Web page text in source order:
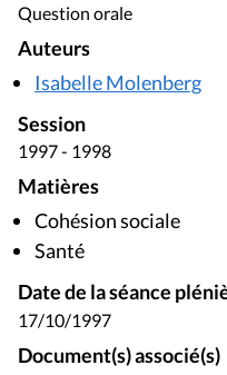
Question orale
Auteurs
Isabelle Molenberg
Session
1997 - 1998
Matières
Cohésion sociale
Santé
Date de la séance
17/10/1997
Document(s) associé(s)